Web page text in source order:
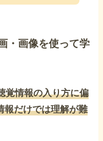
・画像を使って学
覚情報の入り方に偏
報だけでは理解が難